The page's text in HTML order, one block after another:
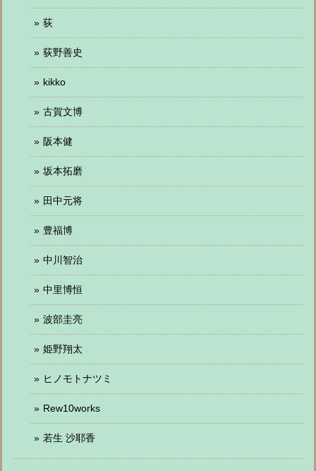
荻
荻野善史
kikko
古賀文博
阪本健
坂本拓磨
田中元将
豊福博
中川智治
中里博恒
波部圭亮
姫野翔太
ヒノモトナツミ
Rew10works
若生 沙耶香